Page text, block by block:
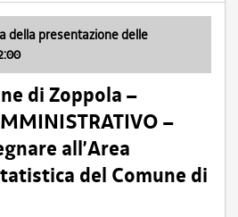
della presentazione delle
di Zoppola –
–
all’Area
del Comune di